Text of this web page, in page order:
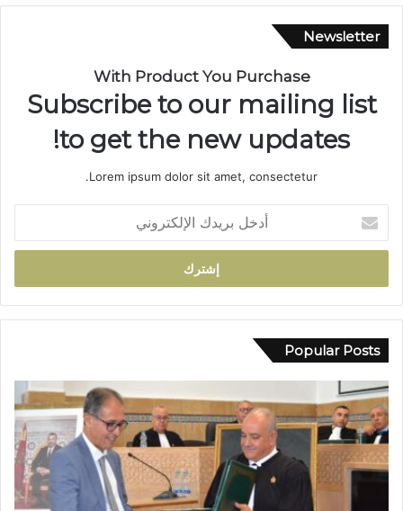
ي
ق
ت
ن
ت
ت
ي
ف
ب
م
س
ش
ف
ى
Newsletter
With Product You Purchase
Subscribe to our mailing list
to get the new updates!
Lorem ipsum dolor sit amet, consectetur.
خ
ب
ر
ك
ا
ل
إ
ل
ك
Popular Posts